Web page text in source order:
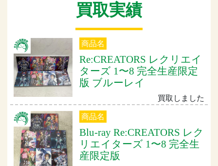
買取実績
商品名
Re:CREATORS レクリエイ
ターズ 1〜8 完全生産限定
版 ブルーレイ
買取しました
商品名
Blu-ray Re:CREATORS レク
リエイターズ 1〜8 完全生
産限定版